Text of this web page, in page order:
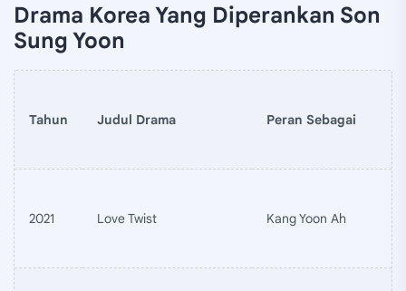
Drama Korea Yang Diperankan Son
Sung Yoon
Tahun Judul Drama Peran Sebagai
2021 Love Twist Kang Yoon Ah